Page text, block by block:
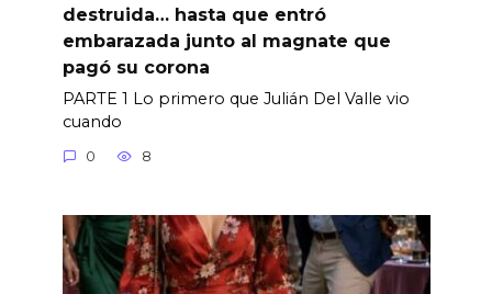
destruida… hasta que entró
embarazada junto al magnate que
pagó su corona
PARTE 1 Lo primero que Julián Del Valle vio
cuando
0 8